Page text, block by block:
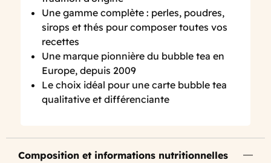
Une gamme complète : perles, poudres,
sirops et thés pour composer toutes vos
recettes
Une marque pionnière du bubble tea en
Europe, depuis 2009
Le choix idéal pour une carte bubble tea
qualitative et différenciante
Composition et informations nutritionnelles